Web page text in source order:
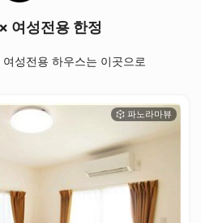
여성전용 한정
성전용 하우스는 이곳으로